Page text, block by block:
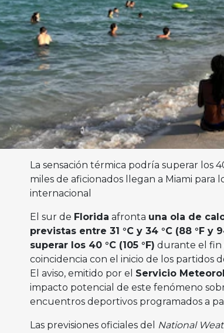
La sensación térmica podría superar los
miles de aficionados llegan a Miami
internacional
El sur de Florida afronta una ola de
previstas entre 31 °C y 34 °C (88 °F
superar los 40 °C (105 °F) durante el fin
coincidencia con el inicio de los partidos
El aviso, emitido por el Servicio
impacto potencial de este fenómeno
encuentros deportivos programados a
Las previsiones oficiales del National